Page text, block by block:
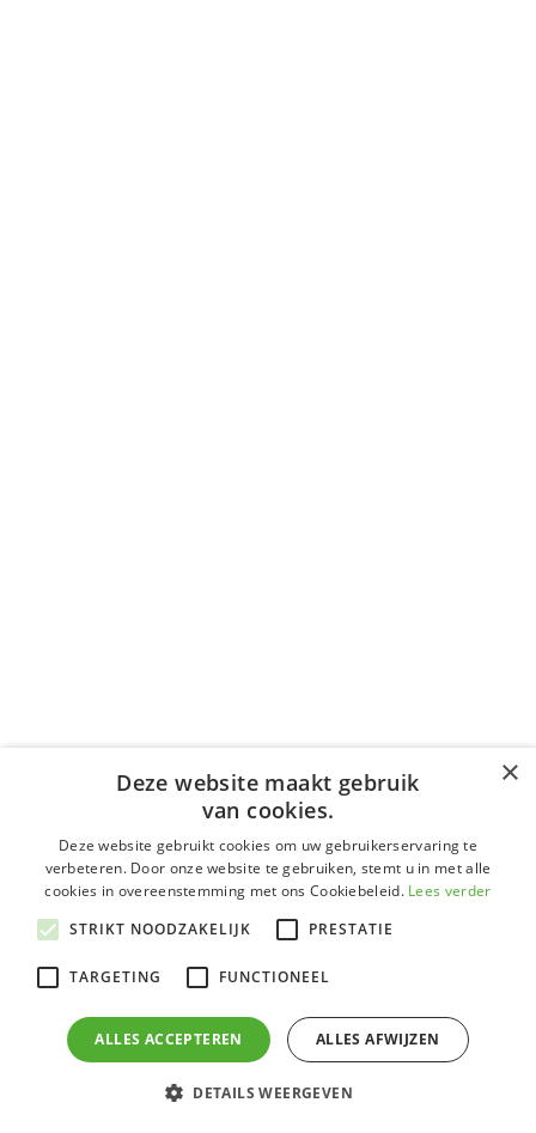
Heeft u
×
Deze website maakt gebruik
van cookies.
Deze website gebruikt cookies om uw gebruikerservaring te
verbeteren. Door onze website te gebruiken, stemt u in met alle
cookies in overeenstemming met ons Cookiebeleid. Lees verder
STRIKT NOODZAKELIJK
PRESTATIE
TARGETING FUNCTIONEEL
ALLES ACCEPTEREN ALLES AFWIJZEN
DETAILS WEERGEVEN